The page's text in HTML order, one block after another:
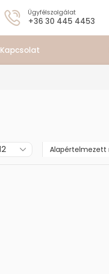
Ügyfélszolgálat
+36 30 445 4453
Kapcsolat